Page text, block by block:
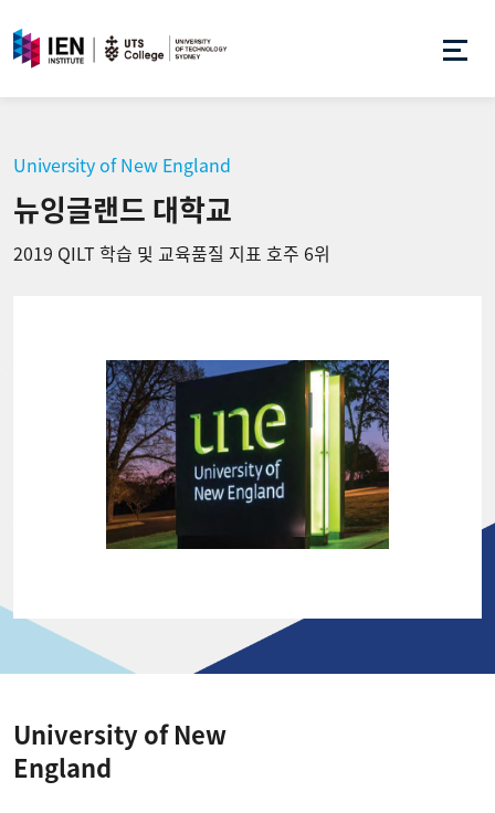
University of New England
뉴잉글랜드 대학교
2019 QILT 학습 및 교육품질 지표 호주 6위
University of New
England